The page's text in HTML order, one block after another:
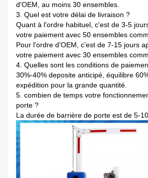
d'OEM, au moins 30 ensembles.
3. Quel est votre délai de livraison ?
Quant à l'ordre habituel, c'est de 3-5
votre paiement avec 50 ensembles
Pour l'ordre d'OEM, c'est de 7-15 jours
votre paiement avec 30 ensembles
4. Quelles sont les conditions de
30%-40% deposite anticipé, équilibre
expédition pour la grande quantité.
5. combien de temps votre
porte ?
La durée de barrière de porte est de 5-